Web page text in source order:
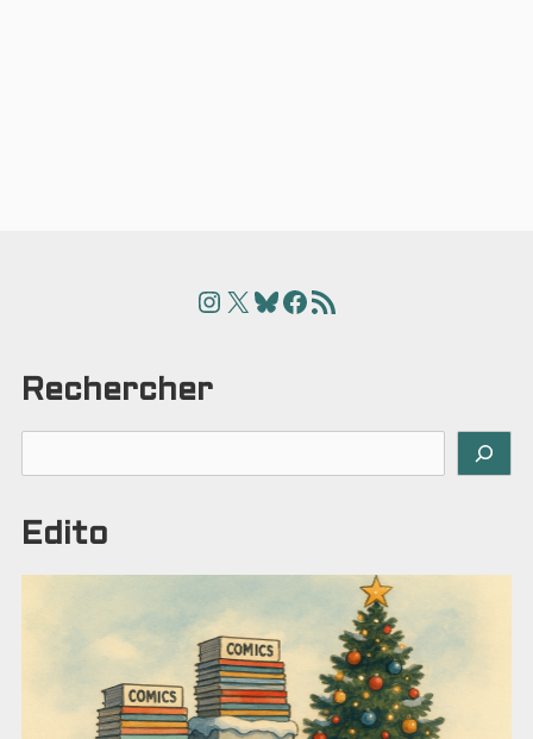
Instagram
X Bluesky
Facebook
Articles
Rechercher
Edito